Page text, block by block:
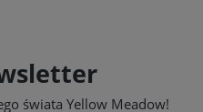
świata Yellow Meadow!